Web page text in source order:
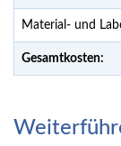
Material- und
Gesamtkosten: